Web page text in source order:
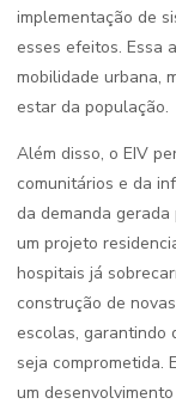
implementação de
esses efeitos. Essa
mobilidade urbana,
estar da população.
Além disso, o EIV
comunitários e da
da demanda
um projeto
hospitais já
construção de
escolas, garantindo
seja comprometida.
um